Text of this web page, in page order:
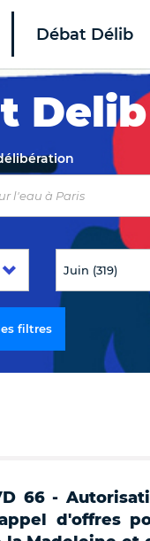
page
Débat Délib
Delib
filtres
66 -
d'offres